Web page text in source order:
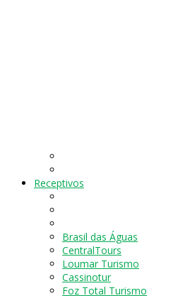
Receptivos
Brasil das Águas
CentralTours
Loumar Turismo
Cassinotur
Foz Total Turismo